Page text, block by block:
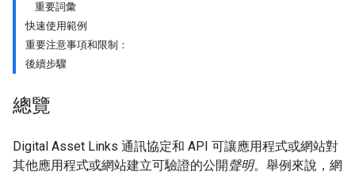
重要詞彙
快速使用範例
重要注意事項和限制：
後續步驟
總覽
Digital Asset Links 通訊協定和 API 可讓應用程式或網站對
其他應用程式或網站建立可驗證的公開聲明。舉例來說，網